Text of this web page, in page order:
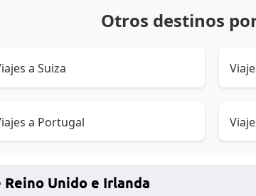
Otros destinos
a Suiza
a Portugal
Unido e Irlanda